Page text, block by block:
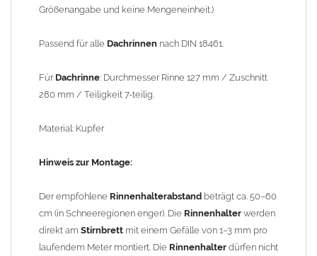
Gewicht: 0,15 kg
Allgemeine Hinweise / Informationen:
eine 2m x 1m Blechtafel so geteilt, dass kein Verschnitt entstand.
Dass die 2m Tafel quer und nicht längs geteilt werden konnte,
Kantungen längs der Walzrichtung brach das Zinkblech
ergibt einen Zuschnitt von 250mm oder bei 6 Stück (6-tlg.) einen
dann eine Dachrinne mit einem Innendurchmesser von 153mm
oder ein Fallrohr mit einem Durchmesser von 100mm.
Wegen derelektrochemischen Kontaktkorrosiondürfen
Größenangabe und keine Mengeneinheit.)
Passend für alle Dachrinnen nach DIN 18461.
Für Dachrinne: Durchmesser Rinne 127 mm / Zuschnitt
280 mm / Teiligkeit 7-teilig.
Material: Kupfer
Hinweis zur Montage:
Der empfohlene Rinnenhalterabstand beträgt ca. 50–60
cm (in Schneeregionen enger). Die Rinnenhalter werden
direkt am Stirnbrett mit einem Gefälle von 1–3 mm pro
laufendem Meter montiert. Die Rinnenhalter dürfen nicht